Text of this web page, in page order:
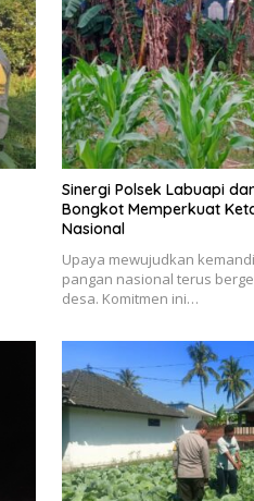
Sinergi Polsek Labuapi
Bongkot Memperkuat
Nasional
Upaya mewujudkan
pangan nasional terus
desa. Komitmen ini…